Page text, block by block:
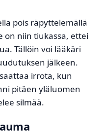
pois räpyttelemällä
on niin tiukassa, ettei
Tällöin voi lääkäri
jälkeen.
irrota, kun
pitäen yläluomen
silmää.